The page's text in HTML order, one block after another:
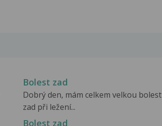
Bolest zad
Dobrý den, mám celkem velkou bolest
zad při ležení...
Bolest zad